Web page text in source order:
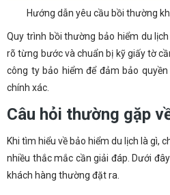
Hướng dẫn yêu cầu bồi thường
Quy trình bồi thường bảo hiểm du
rõ từng bước và chuẩn bị kỹ giấy tờ
công ty bảo hiểm để đảm bảo
chính xác.
Câu hỏi thường gặp
Khi tìm hiểu về bảo hiểm du lịch là gì,
nhiều thắc mắc cần giải đáp. Dưới
khách hàng thường đặt ra.